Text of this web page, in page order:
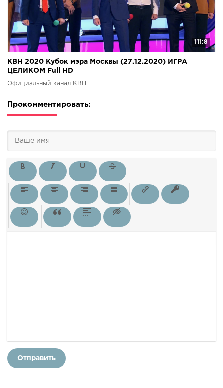
111:8
КВН 2020 Кубок мэра Москвы (27.12.2020) ИГРА
ЦЕЛИКОМ Full HD
Официальный канал КВН
Прокомментировать:
Отправить